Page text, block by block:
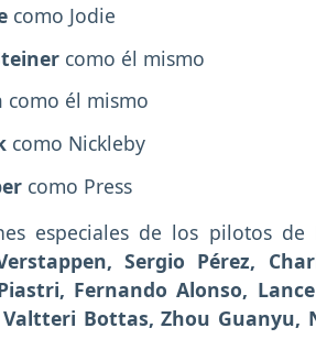
como Jodie
como él mismo
como él mismo
como Nickleby
como Press
especiales de los pilotos de
Sergio Pérez,
Fernando Alonso,
Bottas, Zhou Guanyu,